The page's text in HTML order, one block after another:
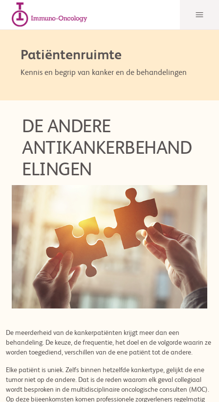
Patiëntenruimte
Kennis en begrip van kanker en de behandelingen
DE ANDERE
ANTIKANKERBEHAND
ELINGEN
De meerderheid van de kankerpatiënten krijgt meer dan een
behandeling. De keuze, de frequentie, het doel en de volgorde waarin ze
worden toegediend, verschillen van de ene patiënt tot de andere.
Elke patiënt is uniek. Zelfs binnen hetzelfde kankertype, gelijkt de ene
tumor niet op de andere. Dat is de reden waarom elk geval collegiaal
wordt besproken in de multidisciplinaire oncologische consulten (MOC).
Op deze bijeenkomsten komen professionele zorgverleners regelmatig